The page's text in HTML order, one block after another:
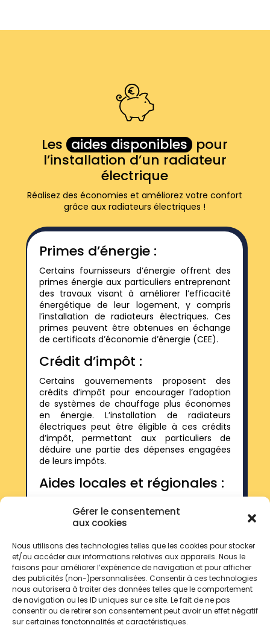
Gérer le consentement
aux cookies
Nous utilisons des technologies telles que les cookies pour stocker
et/ou accéder aux informations relatives aux appareils. Nous le
faisons pour améliorer l’expérience de navigation et pour afficher
des publicités (non-)personnalisées. Consentir à ces technologies
nous autorisera à traiter des données telles que le comportement
de navigation ou les ID uniques sur ce site. Le fait de ne pas
consentir ou de retirer son consentement peut avoir un effet négatif
sur certaines fonctonnalités et caractéristiques.
Les aides disponibles pour
l’installation d’un radiateur
électrique
Réalisez des économies et améliorez votre confort
grâce aux radiateurs électriques !
Primes d’énergie :
Certains fournisseurs d’énergie offrent des
primes énergie aux particuliers entreprenant
des travaux visant à améliorer l’efficacité
énergétique de leur logement, y compris
l’installation de radiateurs électriques. Ces
primes peuvent être obtenues en échange
de certificats d’économie d’énergie (CEE).
Crédit d’impôt :
Certains gouvernements proposent des
crédits d’impôt pour encourager l’adoption
de systèmes de chauffage plus économes
en énergie. L’installation de radiateurs
électriques peut être éligible à ces crédits
d’impôt, permettant aux particuliers de
déduire une partie des dépenses engagées
de leurs impôts.
Aides locales et régionales :
proposent des aides financières pour
encourager les travaux de rénovation
systèmes de chauffage. Ces aides peuvent
prendre la forme de subventions, de prêts à
taux préférentiels ou d’autres incitations
financières.